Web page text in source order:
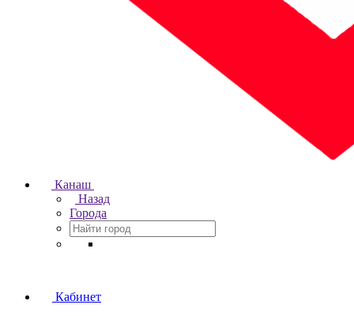
Канаш
Назад
Города
Кабинет